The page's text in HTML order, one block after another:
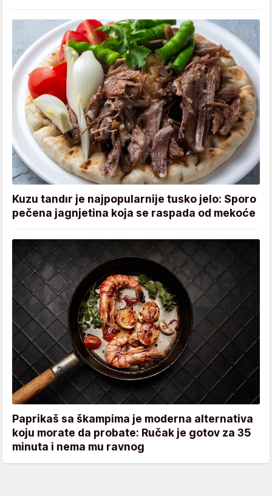
Kuzu tandır je najpopularnije tusko jelo: Sporo
pečena jagnjetina koja se raspada od mekoće
Paprikaš sa škampima je moderna alternativa
koju morate da probate: Ručak je gotov za 35
minuta i nema mu ravnog